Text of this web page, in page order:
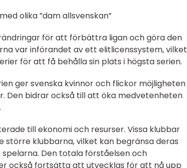
olika ”dam allsvenskan”
för att förbättra ligan och göra den
var införandet av ett elitlicenssystem, vilket
för att få behålla sin plats i högsta serien.
ger svenska kvinnor och flickor möjligheten
Den bidrar också till att öka medvetenheten
till ekonomi och resurser. Vissa klubbar
klubbarna, vilket kan begränsa deras
Den totala förståelsen och
också fortsätta att utvecklas för att nå upp